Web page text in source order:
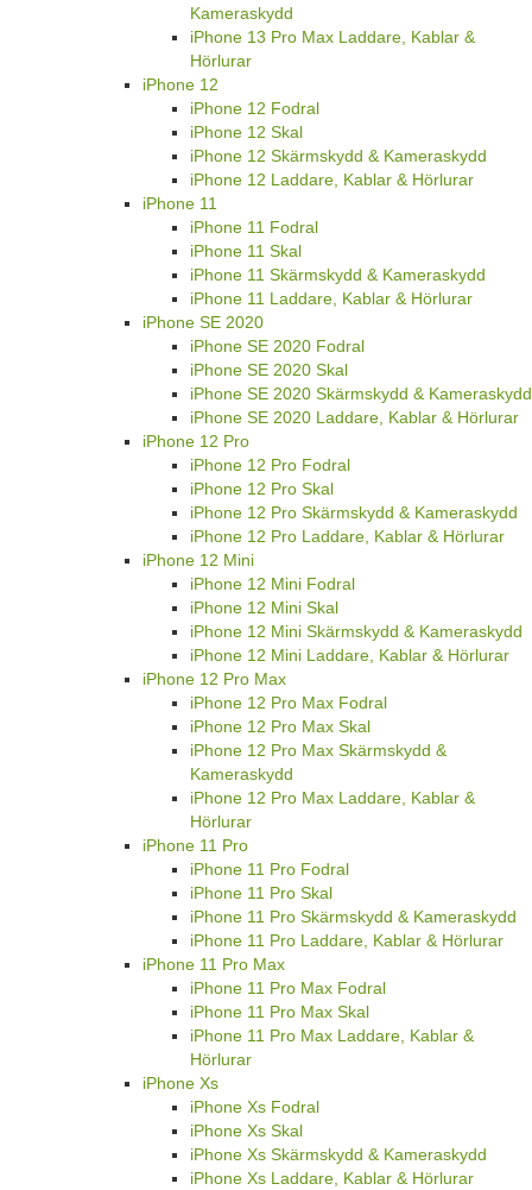
Kameraskydd
iPhone 13 Pro Max Laddare, Kablar &
Hörlurar
iPhone 12
iPhone 12 Fodral
iPhone 12 Skal
iPhone 12 Skärmskydd & Kameraskydd
iPhone 12 Laddare, Kablar & Hörlurar
iPhone 11
iPhone 11 Fodral
iPhone 11 Skal
iPhone 11 Skärmskydd & Kameraskydd
iPhone 11 Laddare, Kablar & Hörlurar
iPhone SE 2020
iPhone SE 2020 Fodral
iPhone SE 2020 Skal
iPhone SE 2020 Skärmskydd & Kameraskydd
iPhone SE 2020 Laddare, Kablar & Hörlurar
iPhone 12 Pro
iPhone 12 Pro Fodral
iPhone 12 Pro Skal
iPhone 12 Pro Skärmskydd & Kameraskydd
iPhone 12 Pro Laddare, Kablar & Hörlurar
iPhone 12 Mini
iPhone 12 Mini Fodral
iPhone 12 Mini Skal
iPhone 12 Mini Skärmskydd & Kameraskydd
iPhone 12 Mini Laddare, Kablar & Hörlurar
iPhone 12 Pro Max
iPhone 12 Pro Max Fodral
iPhone 12 Pro Max Skal
iPhone 12 Pro Max Skärmskydd &
Kameraskydd
iPhone 12 Pro Max Laddare, Kablar &
Hörlurar
iPhone 11 Pro
iPhone 11 Pro Fodral
iPhone 11 Pro Skal
iPhone 11 Pro Skärmskydd & Kameraskydd
iPhone 11 Pro Laddare, Kablar & Hörlurar
iPhone 11 Pro Max
iPhone 11 Pro Max Fodral
iPhone 11 Pro Max Skal
iPhone 11 Pro Max Laddare, Kablar &
Hörlurar
iPhone Xs
iPhone Xs Fodral
iPhone Xs Skal
iPhone Xs Skärmskydd & Kameraskydd
iPhone Xs Laddare, Kablar & Hörlurar